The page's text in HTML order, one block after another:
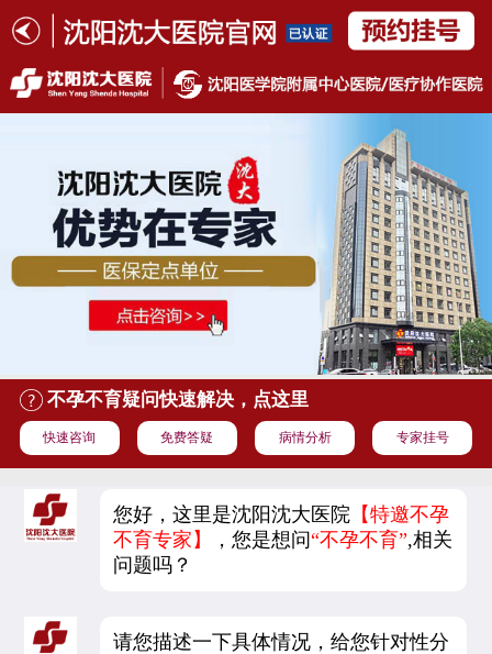
不孕不育疑问快速解决，点这里
快速咨询 免费答疑 病情分析 专家挂号
您好，这里是沈阳沈大医院【特邀不孕
不育专家】
，您是想问“不孕不育”,相关
问题吗？
请您描述一下具体情况，给您针对性分